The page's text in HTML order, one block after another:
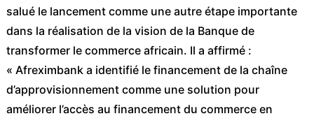
salué le lancement comme une autre étape importante
dans la réalisation de la vision de la Banque de
transformer le commerce africain. Il a affirmé :
« Afreximbank a identifié le financement de la chaîne
d’approvisionnement comme une solution pour
améliorer l’accès au financement du commerce en